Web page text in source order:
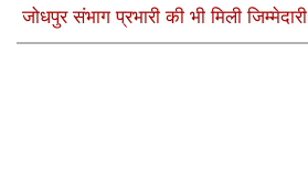
जोधपुर संभाग प्रभारी की भी मिली जिम्मेदारी